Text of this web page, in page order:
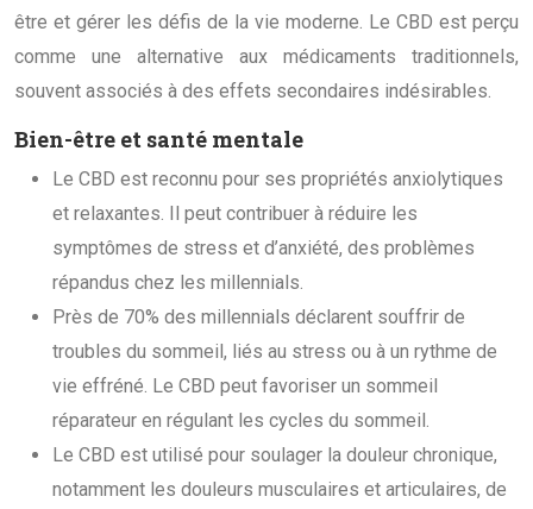
être et gérer les défis de la vie moderne. Le CBD est perçu
comme une alternative aux médicaments traditionnels,
souvent associés à des effets secondaires indésirables.
Bien-être et santé mentale
Le CBD est reconnu pour ses propriétés anxiolytiques
et relaxantes. Il peut contribuer à réduire les
symptômes de stress et d’anxiété, des problèmes
répandus chez les millennials.
Près de 70% des millennials déclarent souffrir de
troubles du sommeil, liés au stress ou à un rythme de
vie effréné. Le CBD peut favoriser un sommeil
réparateur en régulant les cycles du sommeil.
Le CBD est utilisé pour soulager la douleur chronique,
notamment les douleurs musculaires et articulaires, de